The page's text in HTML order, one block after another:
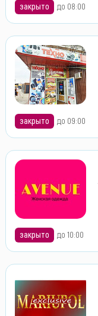
закрыто до 08:00
закрыто до 09:00
закрыто до 10:00